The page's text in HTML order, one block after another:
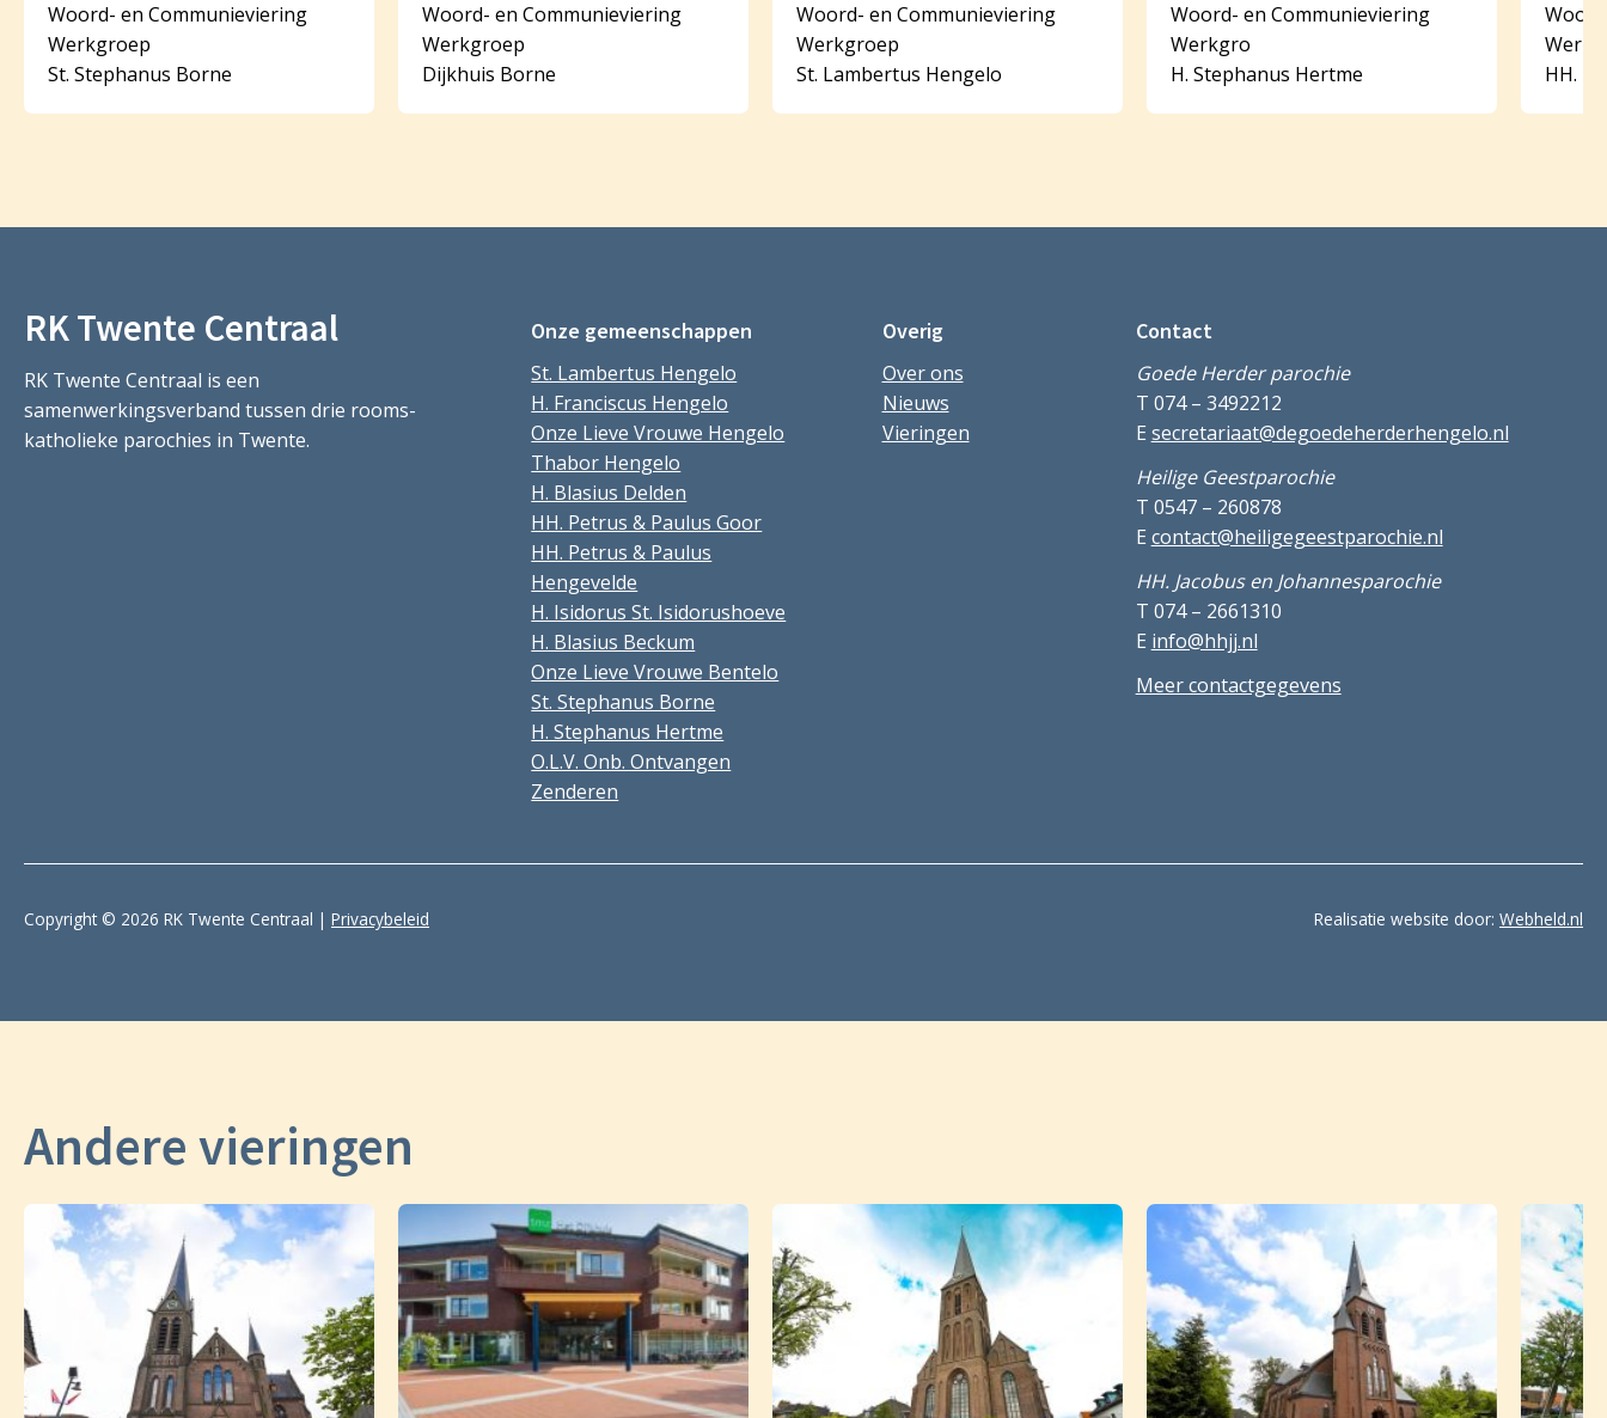
Woord- en Communieviering
Werkgroep
St. Stephanus Borne
Woord- en Communieviering
Werkgroep
Dijkhuis Borne
Woord- en Communieviering
Werkgroep
St. Lambertus Hengelo
Woord- en Communieviering
Werkgro
H. Stephanus Hertme
HH.
RK Twente Centraal
RK Twente Centraal is een
samenwerkingsverband tussen drie rooms-
katholieke parochies in Twente.
Onze gemeenschappen
St. Lambertus Hengelo
H. Franciscus Hengelo
Onze Lieve Vrouwe Hengelo
Thabor Hengelo
H. Blasius Delden
HH. Petrus & Paulus Goor
HH. Petrus & Paulus
Hengevelde
H. Isidorus St. Isidorushoeve
H. Blasius Beckum
Onze Lieve Vrouwe Bentelo
St. Stephanus Borne
H. Stephanus Hertme
O.L.V. Onb. Ontvangen
Zenderen
Overig
Over ons
Nieuws
Vieringen
Contact
Goede Herder parochie
T 074 – 3492212
E secretariaat@degoedeherderhengelo.nl
Heilige Geestparochie
T 0547 – 260878
E contact@heiligegeestparochie.nl
HH. Jacobus en Johannesparochie
T 074 – 2661310
E info@hhjj.nl
Meer contactgegevens
Copyright © 2026 RK Twente Centraal | Privacybeleid Realisatie website door: Webheld.nl
Andere vieringen